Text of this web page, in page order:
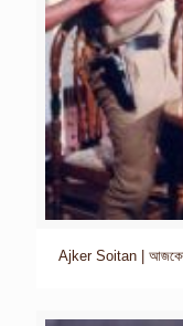
Ajker Soitan |